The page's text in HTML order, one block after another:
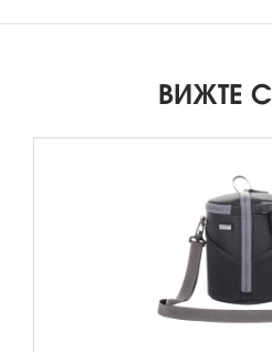
ВИЖТЕ